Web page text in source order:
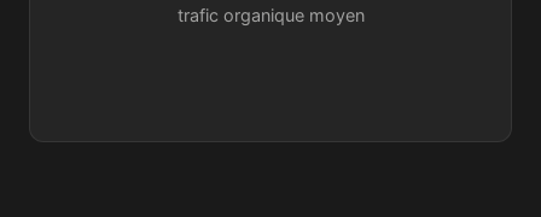
trafic organique moyen